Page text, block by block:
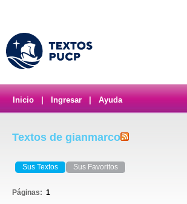
Inicio Ingresar Ayuda
Textos de gianmarco
Sus Textos Sus Favoritos
Páginas: 1